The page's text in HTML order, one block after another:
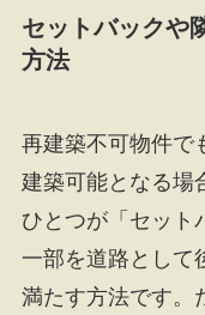
セットバックや
方法
再建築不可物件で
建築可能となる場
ひとつが「セット
一部を道路として
満たす方法です。